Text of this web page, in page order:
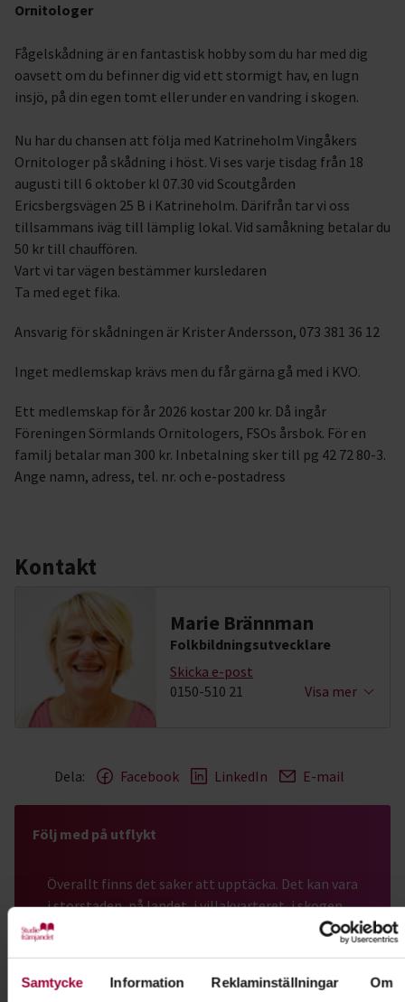
Samtycke Information Reklaminställningar Om
Ornitologer
Fågelskådning är en fantastisk hobby som du har med dig
oavsett om du befinner dig vid ett stormigt hav, en lugn
insjö, på din egen tomt eller under en vandring i skogen.
Nu har du chansen att följa med Katrineholm Vingåkers
Ornitologer på skådning i höst. Vi ses varje tisdag från 18
augusti till 6 oktober kl 07.30 vid Scoutgården
Ericsbergsvägen 25 B i Katrineholm. Därifrån tar vi oss
tillsammans iväg till lämplig lokal. Vid samåkning betalar du
50 kr till chauffören.
Vart vi tar vägen bestämmer kursledaren
Ta med eget fika.
Ansvarig för skådningen är Krister Andersson, 073 381 36 12
Inget medlemskap krävs men du får gärna gå med i KVO.
Ett medlemskap för år 2026 kostar 200 kr. Då ingår
Föreningen Sörmlands Ornitologers, FSOs årsbok. För en
familj betalar man 300 kr. Inbetalning sker till pg 42 72 80-3.
Ange namn, adress, tel. nr. och e-postadress
Kontakt
Marie Brännman
Folkbildningsutvecklare
Skicka e-post
0150-510 21
Visa mer
Dela: Facebook LinkedIn E-mail
Följ med på utflykt
Överallt finns det saker att upptäcka. Det kan vara
i storstaden, på landet, i villakvarteret, i skogen
eller i stadsparken. Häng med på någon av våra